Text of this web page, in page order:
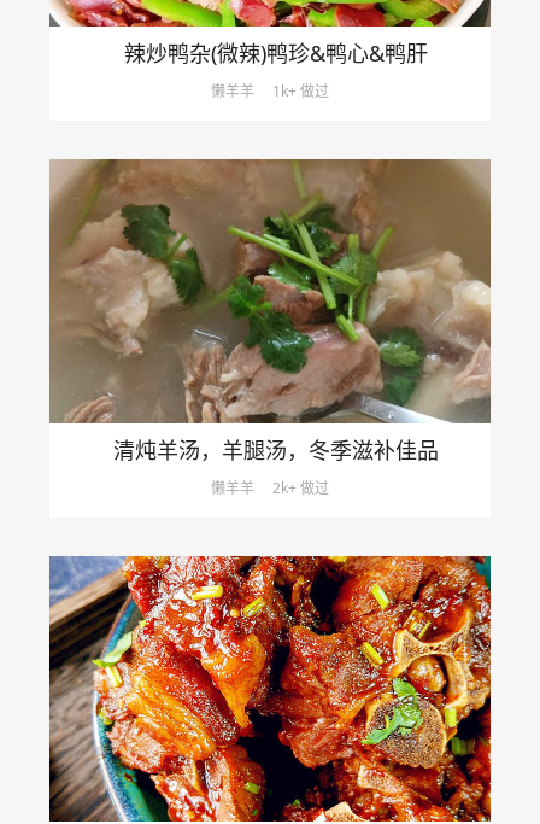
辣炒鸭杂(微辣)鸭珍&鸭心&鸭肝
懒羊羊 1k+ 做过
清炖羊汤，羊腿汤，冬季滋补佳品
懒羊羊 2k+ 做过